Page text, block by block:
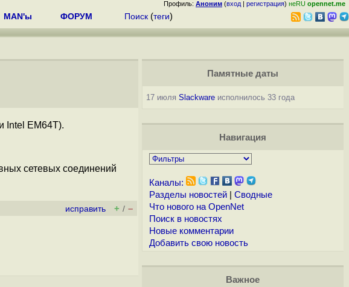
Профиль: Аноним (вход | регистрация) неRU opennet.me
MAN'ы ФОРУМ Поиск (теги)
Intel EM64T).
сетевых соединений
исправить + / –
Памятные даты
17 июля Slackwareисполнилось 33 года
Навигация
Каналы:
Разделы новостей| Сводные
Что нового на OpenNet
Поиск в новостях
Новые комментарии
Добавить свою новость
Важное